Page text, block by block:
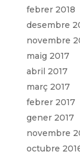
febrer 2018
desembre
novembre
maig 2017
abril 2017
març 2017
febrer 2017
gener 2017
novembre
octubre